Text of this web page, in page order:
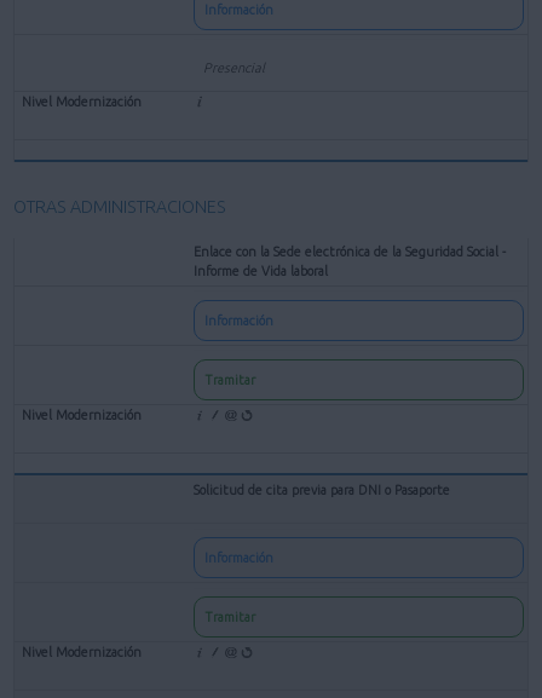
Información
Presencial
OTRAS ADMINISTRACIONES
Enlace con la Sede electrónica de la Seguridad Social -
Informe de Vida laboral
Información
Tramitar
Solicitud de cita previa para DNI o Pasaporte
Información
Tramitar